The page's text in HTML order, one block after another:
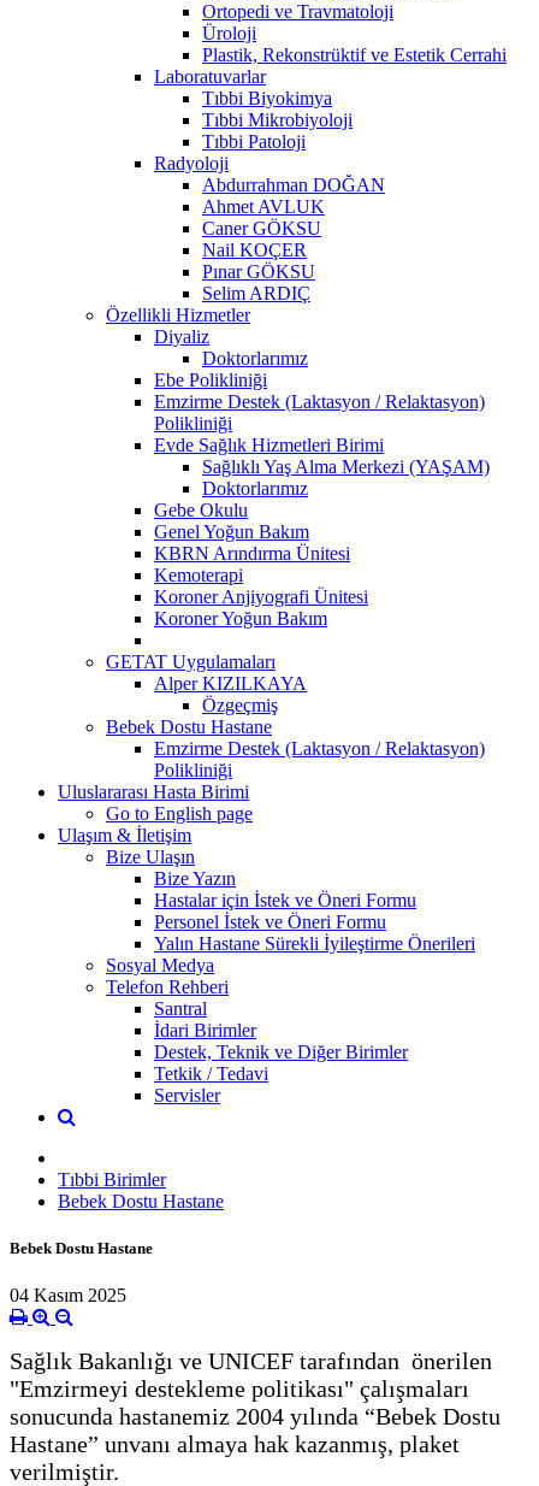
Ortopedi ve Travmatoloji
Üroloji
Plastik, Rekonstrüktif ve Estetik Cerrahi
Laboratuvarlar
Tıbbi Biyokimya
Tıbbi Mikrobiyoloji
Tıbbi Patoloji
Radyoloji
Abdurrahman DOĞAN
Ahmet AVLUK
Caner GÖKSU
Nail KOÇER
Pınar GÖKSU
Selim ARDIÇ
Özellikli Hizmetler
Diyaliz
Doktorlarımız
Ebe Polikliniği
Emzirme Destek (Laktasyon / Relaktasyon)
Polikliniği
Evde Sağlık Hizmetleri Birimi
Sağlıklı Yaş Alma Merkezi (YAŞAM)
Doktorlarımız
Gebe Okulu
Genel Yoğun Bakım
KBRN Arındırma Ünitesi
Kemoterapi
Koroner Anjiyografi Ünitesi
Koroner Yoğun Bakım
GETAT Uygulamaları
Alper KIZILKAYA
Özgeçmiş
Bebek Dostu Hastane
Emzirme Destek (Laktasyon / Relaktasyon)
Polikliniği
Uluslararası Hasta Birimi
Go to English page
Ulaşım & İletişim
Bize Ulaşın
Bize Yazın
Hastalar için İstek ve Öneri Formu
Personel İstek ve Öneri Formu
Yalın Hastane Sürekli İyileştirme Önerileri
Sosyal Medya
Telefon Rehberi
Santral
İdari Birimler
Destek, Teknik ve Diğer Birimler
Tetkik / Tedavi
Servisler
Tıbbi Birimler
Bebek Dostu Hastane
Bebek Dostu Hastane
04 Kasım 2025
Sağlık Bakanlığı ve UNICEF tarafından önerilen
"Emzirmeyi destekleme politikası" çalışmaları
sonucunda hastanemiz 2004 yılında “Bebek Dostu
Hastane” unvanı almaya hak kazanmış, plaket
verilmiştir.